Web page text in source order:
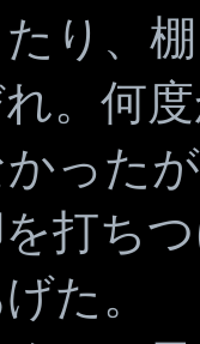
り、
。何
った
打ち
た。